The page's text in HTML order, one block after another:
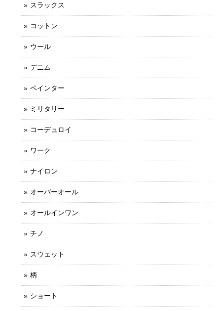
スラックス
コットン
ウール
デニム
ペインター
ミリタリー
コーデュロイ
ワーク
ナイロン
オーバーオール
オールインワン
チノ
スウェット
柄
ショート